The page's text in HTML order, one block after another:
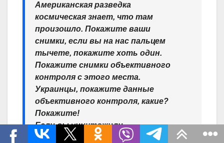
Американская разведка
космическая знает, что там
произошло. Покажите ваши
снимки, если вы на нас пальцем
тычете, покажите хоть один.
Покажите снимки объективного
контроля с этого места.
Украинцы, покажите данные
объективного контроля, какие?
Покажите!
Если вы уничтожили
артиллерийским огнем улики в